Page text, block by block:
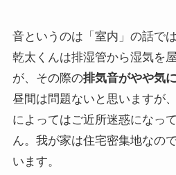
音というのは「室内」の話で
乾太くんは排湿管から湿気を
が、その際の排気音がやや気
昼間は問題ないと思いますが
によってはご近所迷惑になっ
ん。 我が家は住宅密集地なの
います。